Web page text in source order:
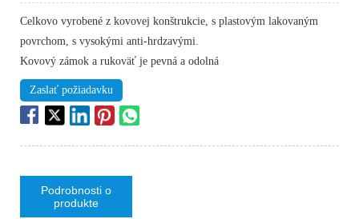
Celkovo vyrobené z kovovej konštrukcie, s plastovým lakovaným
povrchom, s vysokými anti-hrdzavými.
Kovový zámok a rukoväť je pevná a odolná
Zaslať požiadavku
Podrobnosti o
produkte